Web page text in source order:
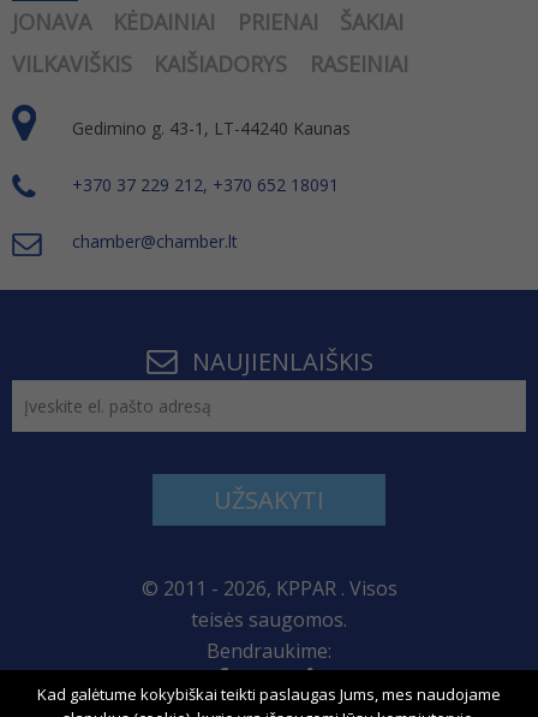
JONAVA
KĖDAINIAI PRIENAI
ŠAKIAI
VILKAVIŠKIS
KAIŠIADORYS RASEINIAI
Gedimino g. 43-1, LT-44240 Kaunas
+370 37 229 212, +370 652 18091
chamber@chamber.lt
NAUJIENLAIŠKIS
UŽSAKYTI
© 2011 - 2026, KPPAR . Visos
teisės saugomos.
Bendraukime:
Kad galėtume kokybiškai teikti paslaugas Jums, mes naudojame